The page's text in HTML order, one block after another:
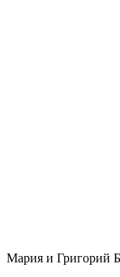
Мария и Григорий